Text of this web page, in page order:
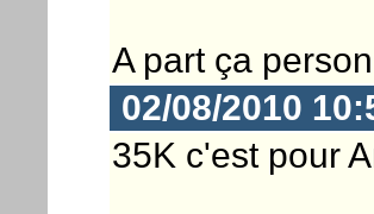
A part ça
02/08/2010
35K c'est pour